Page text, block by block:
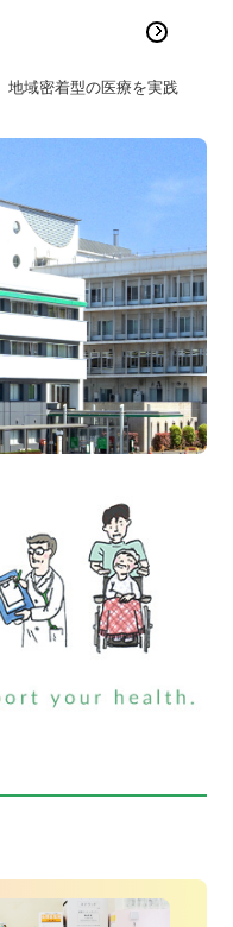
地域密着型の医療を実践